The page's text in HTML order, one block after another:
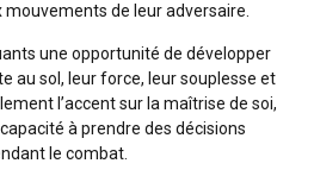
mouvements de leur adversaire.
une opportunité de développer
au sol, leur force, leur souplesse et
l’accent sur la maîtrise de soi,
à prendre des décisions
le combat.